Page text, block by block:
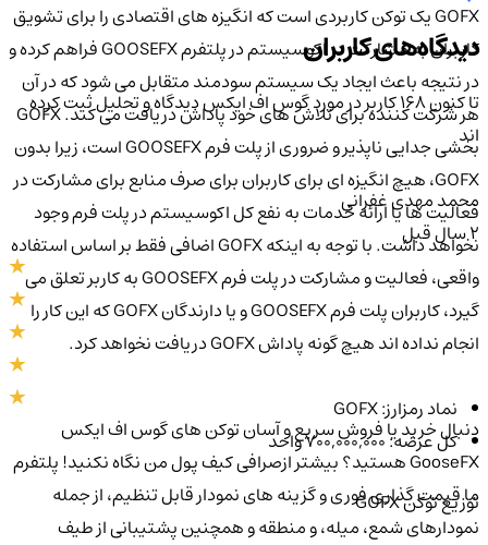
GOFX یک توکن کاربردی است که انگیزه های اقتصادی را برای تشویق
کاربران به مشارکت در اکوسیستم در پلتفرم GOOSEFX فراهم کرده و
در نتیجه باعث ایجاد یک سیستم سودمند متقابل می شود که در آن
هر شرکت کننده برای تلاش های خود پاداش دریافت می کند. GOFX
بخشی جدایی ناپذیر و ضروری از پلت فرم GOOSEFX است، زیرا بدون
GOFX، هیچ انگیزه ای برای کاربران برای صرف منابع برای مشارکت در
فعالیت ها یا ارائه خدمات به نفع کل اکوسیستم در پلت فرم وجود
نخواهد داشت. با توجه به اینکه GOFX اضافی فقط بر اساس استفاده
واقعی، فعالیت و مشارکت در پلت فرم GOOSEFX به کاربر تعلق می
گیرد، کاربران پلت فرم GOOSEFX و یا دارندگان GOFX که این کار را
انجام نداده اند هیچ گونه پاداش GOFX دریافت نخواهد کرد.
نماد رمزارز: GOFX
کل عرضه: 700,000,000 واحد
توزیع توکن GOFX
دیدگاه‌های کاربران
تا کنون 168 کاربر در مورد گوسِ اف ایکسدیدگاه و تحلیل ثبت کرده
اند
محمد مهدی غفرانی
دنبال خرید یا فروش سریع و آسان توکن های گوس اف ایکس
GooseFX هستید؟ بیشتر ازصرافی کیف پول من نگاه نکنید! پلتفرم
ما قیمت گذاری فوری و گزینه های نمودار قابل تنظیم، از جمله
نمودارهای شمع، میله، و منطقه و همچنین پشتیبانی از طیف